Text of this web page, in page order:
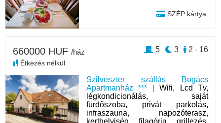
SZÉP kártya
Szilveszter szállás Bogács
Apartmanház *** |Wifi, Lcd Tv,
légkondicionálás, saját
fürdőszoba, privát parkolás,
infraszauna, napozóterasz,
kerthelyiség, filagória, grillezés,
660000 HUF /ház
Étkezés nélkül
2 - 16
3
5